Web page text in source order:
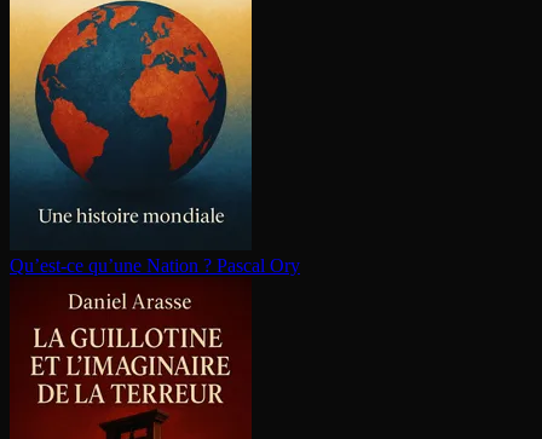
Qu’est-ce qu’une Nation ? Pascal Ory